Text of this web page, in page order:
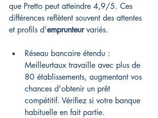
que Pretto peut atteindre 4,9/5. Ces
différences reflètent souvent des attentes
et profils d'emprunteur variés.
Réseau bancaire étendu :
Meilleurtaux travaille avec plus de
80 établissements, augmentant vos
chances d'obtenir un prêt
compétitif. Vérifiez si votre banque
habituelle en fait partie.